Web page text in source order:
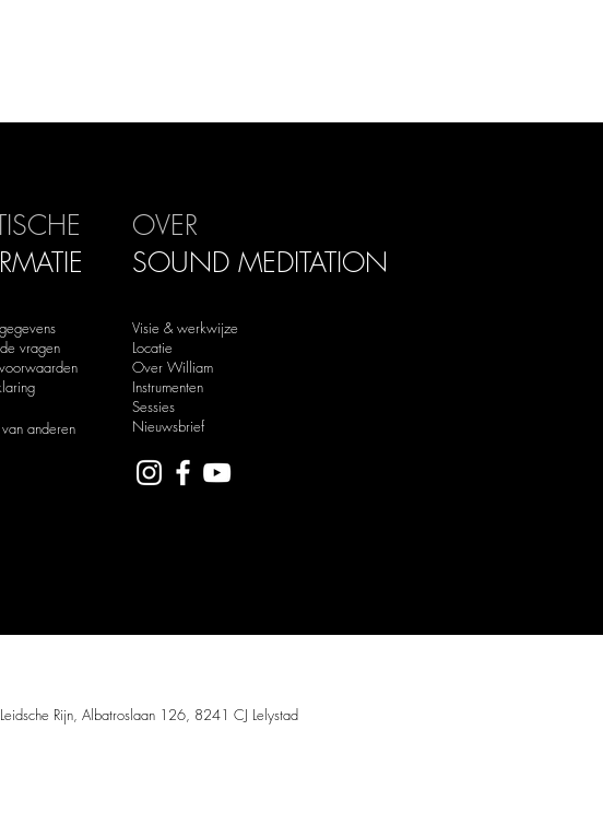
vragen
anderen
OVER
SOUND MEDITATION
Visie & werkwijze
Locatie
Over William
Instrumenten
Sessies
Nieuwsbrief
Rijn, Albatroslaan 126, 8241 CJ Lelystad